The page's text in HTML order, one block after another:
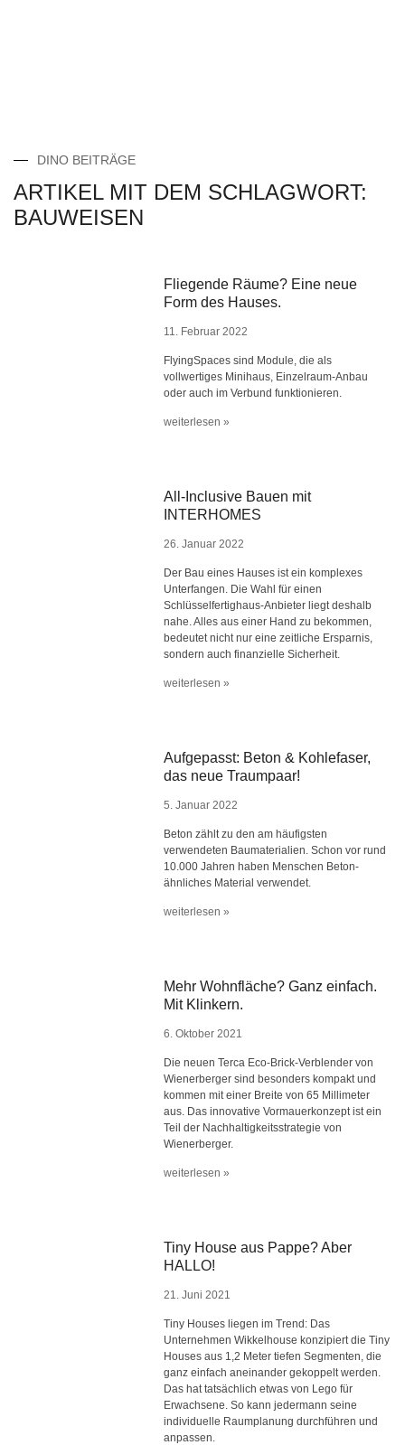
DINO BEITRÄGE
ARTIKEL MIT DEM SCHLAGWORT:
BAUWEISEN
Fliegende Räume? Eine neue
Form des Hauses.
11. Februar 2022
FlyingSpaces sind Module, die als
vollwertiges Minihaus, Einzelraum-Anbau
oder auch im Verbund funktionieren.
weiterlesen »
All-Inclusive Bauen mit
INTERHOMES
26. Januar 2022
Der Bau eines Hauses ist ein komplexes
Unterfangen. Die Wahl für einen
Schlüsselfertighaus-Anbieter liegt deshalb
nahe. Alles aus einer Hand zu bekommen,
bedeutet nicht nur eine zeitliche Ersparnis,
sondern auch finanzielle Sicherheit.
weiterlesen »
Aufgepasst: Beton & Kohlefaser,
das neue Traumpaar!
5. Januar 2022
Beton zählt zu den am häufigsten
verwendeten Baumaterialien. Schon vor rund
10.000 Jahren haben Menschen Beton-
ähnliches Material verwendet.
weiterlesen »
Mehr Wohnfläche? Ganz einfach.
Mit Klinkern.
6. Oktober 2021
Die neuen Terca Eco-Brick-Verblender von
Wienerberger sind besonders kompakt und
kommen mit einer Breite von 65 Millimeter
aus. Das innovative Vormauerkonzept ist ein
Teil der Nachhaltigkeitsstrategie von
Wienerberger.
weiterlesen »
Tiny House aus Pappe? Aber
HALLO!
21. Juni 2021
Tiny Houses liegen im Trend: Das
Unternehmen Wikkelhouse konzipiert die Tiny
Houses aus 1,2 Meter tiefen Segmenten, die
ganz einfach aneinander gekoppelt werden.
Das hat tatsächlich etwas von Lego für
Erwachsene. So kann jedermann seine
individuelle Raumplanung durchführen und
anpassen.